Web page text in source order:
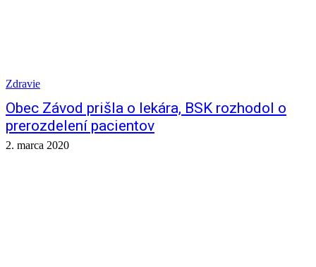
Zdravie
Obec Závod prišla o lekára, BSK rozhodol o
prerozdelení pacientov
2. marca 2020